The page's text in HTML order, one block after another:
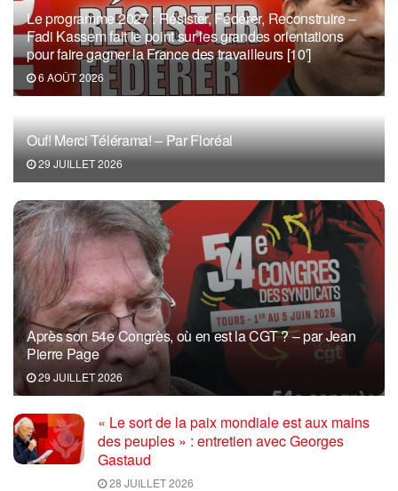
Le programme 2027 : Résister, Fédérer, Reconstruire –
Fadi Kassem fait le point sur les grandes orientations
pour faire gagner la France des travailleurs [10′]
6 AOÛT 2026
Ouf! Merci Télérama! – Par Floréal
29 JUILLET 2026
Après son 54e Congrès, où en est la CGT ? – par Jean
Pierre Page
29 JUILLET 2026
« Le sort de la paix mondiale est aux mains
des peuples » : entretien avec Georges
Gastaud
28 JUILLET 2026